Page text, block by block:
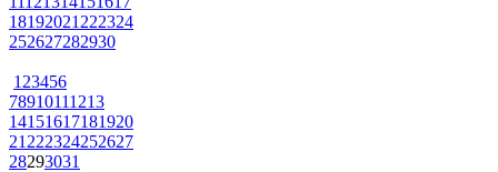
18192021 222324
252627282930
1 23456
78910111213
14151617181920
21 222324252627
28293031